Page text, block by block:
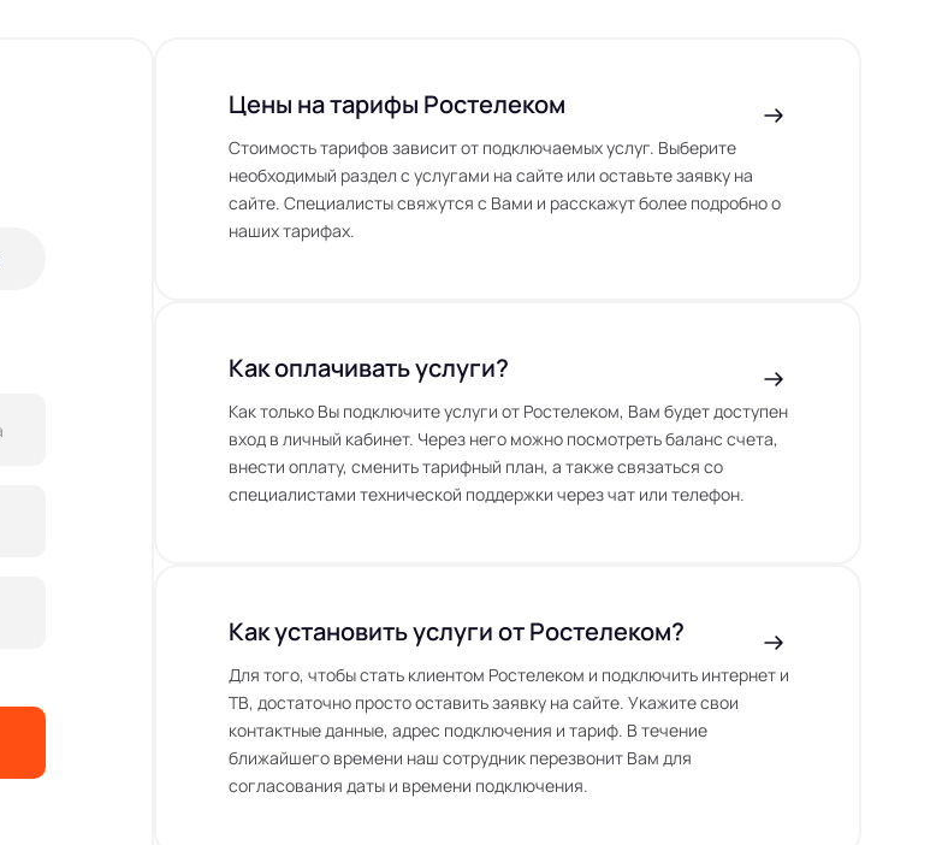
Цены на тарифы Ростелеком
Стоимость тарифов зависит от подключаемых услуг. Выберите
необходимый раздел с услугами на сайте или оставьте заявку на
сайте. Специалисты свяжутся с Вами и расскажут более подробно о
наших тарифах.
Как оплачивать услуги?
Как только Вы подключите услуги от Ростелеком, Вам будет доступен
вход в личный кабинет. Через него можно посмотреть баланс счета,
внести оплату, сменить тарифный план, а также связаться со
специалистами технической поддержки через чат или телефон.
Как установить услуги от Ростелеком?
Для того, чтобы стать клиентом Ростелеком и подключить интернет и
ТВ, достаточно просто оставить заявку на сайте. Укажите свои
контактные данные, адрес подключения и тариф. В течение
ближайшего времени наш сотрудник перезвонит Вам для
согласования даты и времени подключения.